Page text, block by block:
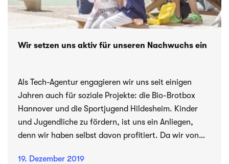
Wir setzen uns aktiv für unseren Nachwuchs ein
Als Tech-Agentur engagieren wir uns seit einigen
Jahren auch für soziale Projekte: die Bio-Brotbox
Hannover und die Sportjugend Hildesheim. Kinder
und Jugendliche zu fördern, ist uns ein Anliegen,
denn wir haben selbst davon profitiert. Da wir von
wie sie euch hier kurz vorstellen.
19. Dezember 2019